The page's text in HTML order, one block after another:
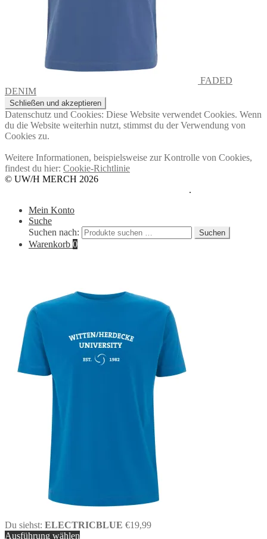
FADED
DENIM
Datenschutz und Cookies: Diese Website verwendet Cookies. Wenn
du die Website weiterhin nutzt, stimmst du der Verwendung von
Cookies zu.
Weitere Informationen, beispielsweise zur Kontrolle von Cookies,
findest du hier: Cookie-Richtlinie
© UW/H MERCH 2026
.
Mein Konto
Suche
Suchen nach:
Suchen
Warenkorb 0
Du siehst: ELECTRICBLUE €19,99
Ausführung wählen